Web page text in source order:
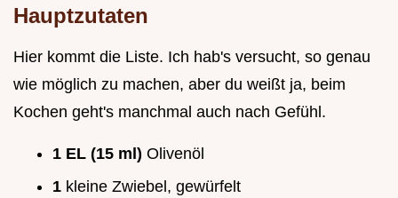
Hauptzutaten
Hier kommt die Liste. Ich hab's versucht, so genau
wie möglich zu machen, aber du weißt ja, beim
Kochen geht's manchmal auch nach Gefühl.
1 EL (15 ml) Olivenöl
1 kleine Zwiebel, gewürfelt